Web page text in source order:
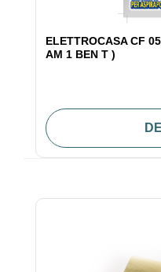
ELETTROCASA CF
AM 1 BEN T )